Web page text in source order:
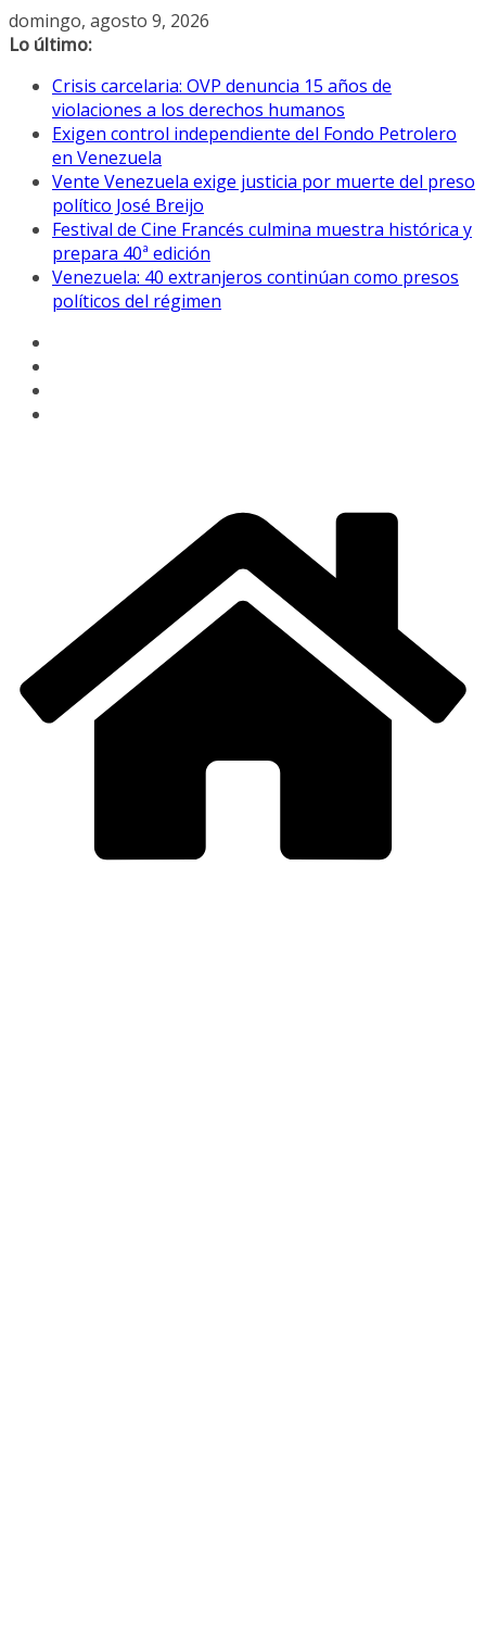
Saltar
al
domingo, agosto 9, 2026
Lo último:
Crisis carcelaria: OVP denuncia 15 años de
violaciones a los derechos humanos
Exigen control independiente del Fondo Petrolero
en Venezuela
Vente Venezuela exige justicia por muerte del preso
político José Breijo
Festival de Cine Francés culmina muestra histórica y
prepara 40ª edición
Venezuela: 40 extranjeros continúan como presos
políticos del régimen